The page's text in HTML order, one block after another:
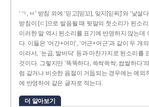
‘ㄱ, ㅂ’ 받침 외에 ‘믿고[믿꼬], 잊지[읻찌]’와 ‘낯설
받침이 [ㄷ]으로 발음될 때 뒷말의 첫소리가 된소
이러한 말 역시 된소리를 표기에 반영하지 않는데
다. 이들은 ‘어간+어미’, ‘어근+어근’과 같이 두 개
이라서, ‘눈곱, 발바닥’ 등과 마찬가지로 된소리를
것이다. 그렇지만 ‘똑똑하다, 쓱싹쓱싹, 쌉쌀하다’
럼 같거나 비슷한 음절이 거듭되는 경우에는 예외
에 반영하여 같은 글자로 적는다.
더 알아보기